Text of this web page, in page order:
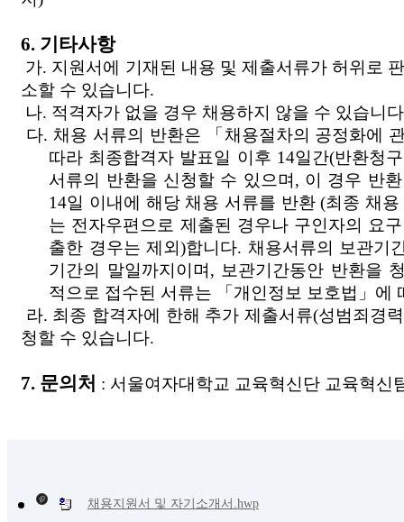
6. 기타사항
가. 지원서에 기재된 내용 및 제출서류가 허위로
소할 수 있습니다.
나. 적격자가 없을 경우 채용하지 않을 수 있습니
다. 채용 서류의 반환은 「채용절차의 공정화에
따라 최종합격자 발표일 이후 14일간(반환청
서류의 반환을 신청할 수 있으며, 이 경우 반
14일 이내에 해당 채용 서류를 반환 (최종 채
는 전자우편으로 제출된 경우나 구인자의 요
출한 경우는 제외)합니다. 채용서류의 보관기
기간의 말일까지이며, 보관기간동안 반환을
적으로 접수된 서류는 「개인정보 보호법」에
라. 최종 합격자에 한해 추가 제출서류(성범죄경
청할 수 있습니다.
7. 문의처 : 서울여자대학교 교육혁신단 교육혁신
채용지원서 및 자기소개서.hwp